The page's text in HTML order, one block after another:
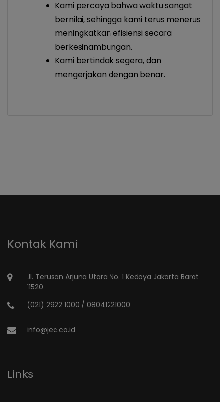
Kami percaya bahwa waktu sangat
bernilai, sehingga kami terus menerus
meningkatkan efisiensi secara
berkesinambungan.
Kami bertindak segera, dan
mengerjakan dengan benar.
Kontak Kami
Jl. Terusan Arjuna Utara No. 1 Kedoya Jakarta Barat
11520
(021) 2922 1000 / 08041221000
info@jec.co.id
Links